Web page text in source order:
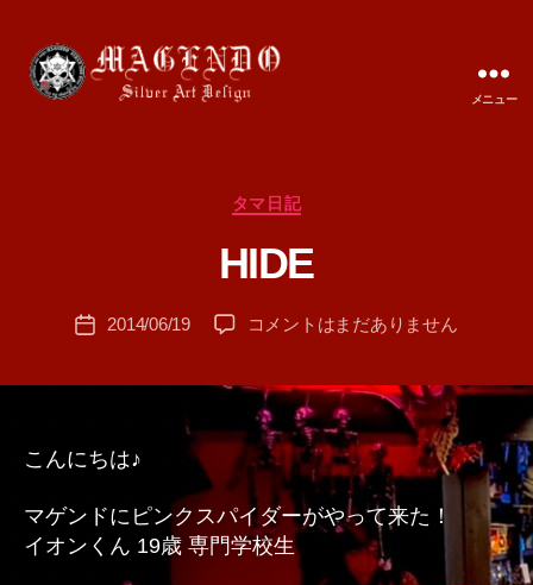
メニュー
カ
ゴ
リ
タマ日記
HIDE成
者
T
A
投
2014/06/19
HIDE
コメントはまだありません
こんにちは♪
マゲンドにピンクスパイダーがやって来た！
イオンくん 19歳 専門学校生